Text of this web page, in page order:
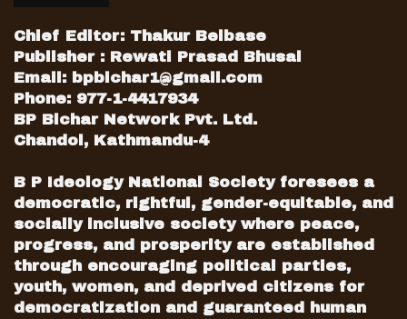
Chief Editor: Thakur Belbase
Publisher : Rewati Prasad Bhusal
Email: bpbichar1@gmail.com
Phone: 977-1-4417934
BP Bichar Network Pvt. Ltd.
Chandol, Kathmandu-4
B P Ideology National Society foresees a
democratic, rightful, gender-equitable, and
socially inclusive society where peace,
progress, and prosperity are established
through encouraging political parties,
youth, women, and deprived citizens for
democratization and guaranteed human